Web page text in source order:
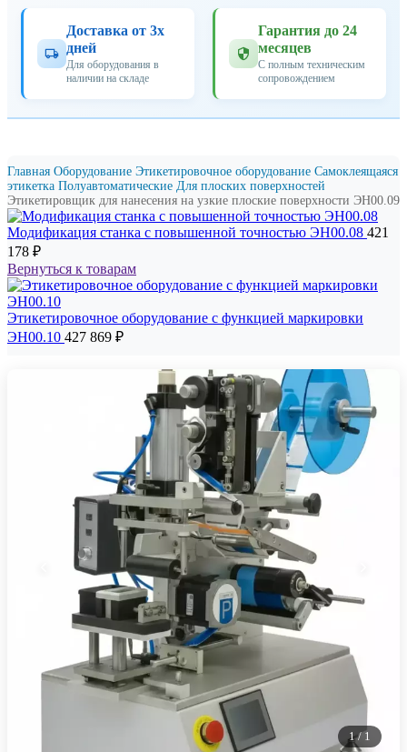
Доставка от 3х
дней
Для оборудования в
наличии на складе
Гарантия до 24
месяцев
С полным техническим
сопровождением
Главная Оборудование Этикетировочное оборудование Самоклеящаяся
этикетка Полуавтоматические Для плoских поверхностей
Этикетировщик для нанесения на узкие плоские поверхности ЭН00.09
Модификация станка с повышенной точностью ЭН00.08 421
178 ₽
Вернуться к товарам
Этикетировочное оборудование с функцией маркировки
ЭН00.10 427 869 ₽
1/ 1